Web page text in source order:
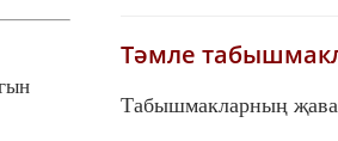
Тәмле
Табышмакларның